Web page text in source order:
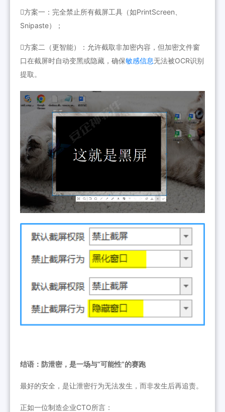
方案一：完全禁止所有截屏工具（如PrintScreen、
Snipaste）；
方案二（更智能）：允许截取非加密内容，但加密文件窗
口在截屏时自动变黑或隐藏，确保敏感信息无法被OCR识别
提取。
结语：防泄密，是一场与“可能性”的赛跑
最好的安全，是让泄密行为无法发生，而非发生后再追责。
正如一位制造企业CTO所言：